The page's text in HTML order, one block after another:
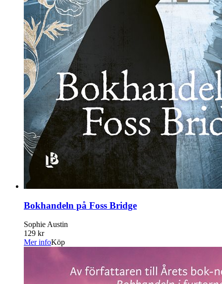
Bokhandeln på Foss Bridge
Sophie Austin
129 kr
Mer infoKöp